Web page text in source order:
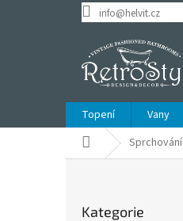
info@helvit.cz
Topení Vany
Domů Sprchování
kategorie
Kategorie